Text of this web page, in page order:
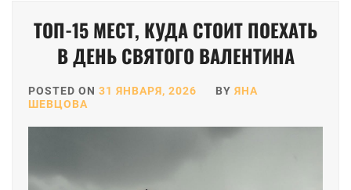
ТОП-15 МЕСТ, КУДА СТОИТ ПОЕХАТЬ
В ДЕНЬ СВЯТОГО ВАЛЕНТИНА
POSTED ON 31 ЯНВАРЯ, 2026 BY ЯНА
ШЕВЦОВА